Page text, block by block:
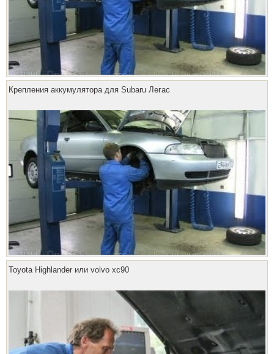
Крепления аккумулятора для Subaru Легас
Toyota Highlander или volvo xc90